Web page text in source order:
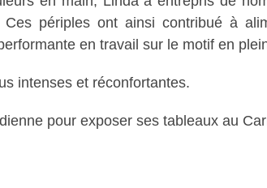
périples ont ainsi contribué à
en travail sur le motif en
intenses et réconfortantes.
pour exposer ses tableaux au